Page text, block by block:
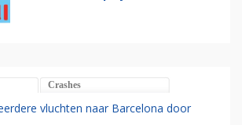
Crashes
vluchten naar Barcelona door